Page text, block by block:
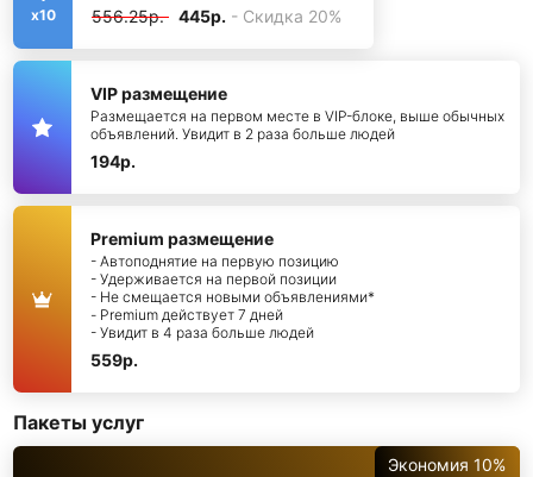
x10
556.25р. 445р. - Скидка 20%
VIP размещение
Размещается на первом месте в VIP-блоке, выше обычных
объявлений. Увидит в 2 раза больше людей
194р.
Premium размещение
- Автоподнятие на первую позицию
- Удерживается на первой позиции
- Не смещается новыми объявлениями*
- Premium действует 7 дней
- Увидит в 4 раза больше людей
559р.
Пакеты услуг
Экономия 10%